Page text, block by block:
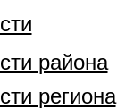
района
региона